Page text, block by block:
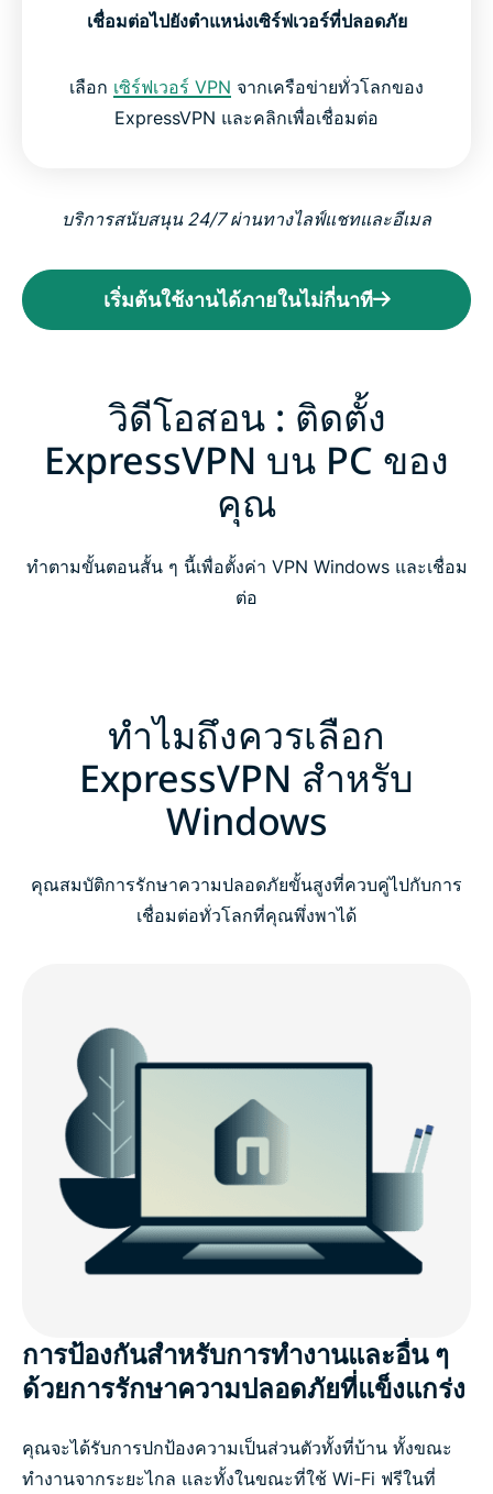
เชื่อมต่อไปยังตำแหน่งเซิร์ฟเวอร์ที่ปลอดภัย
เลือก เซิร์ฟเวอร์ VPN จากเครือข่ายทั่วโลกของ
ExpressVPN และคลิกเพื่อเชื่อมต่อ
บริการสนับสนุน 24/7 ผ่านทางไลฟ์แชทและอีเมล
เริ่มต้นใช้งานได้ภายในไม่กี่นาที
วิดีโอสอน : ติดตั้ง
ExpressVPN บน PC ของ
คุณ
ทำตามขั้นตอนสั้น ๆ นี้เพื่อตั้งค่า VPN Windows และเชื่อม
ต่อ
ทำไมถึงควรเลือก
ExpressVPN สำหรับ
Windows
คุณสมบัติการรักษาความปลอดภัยขั้นสูงที่ควบคู่ไปกับการ
เชื่อมต่อทั่วโลกที่คุณพึ่งพาได้
การป้องกันสำหรับการทำงานและอื่น ๆ
ด้วยการรักษาความปลอดภัยที่แข็งแกร่ง
คุณจะได้รับการปกป้องความเป็นส่วนตัวทั้งที่บ้าน ทั้งขณะ
ทำงานจากระยะไกล และทั้งในขณะที่ใช้ Wi-Fi ฟรีในที่